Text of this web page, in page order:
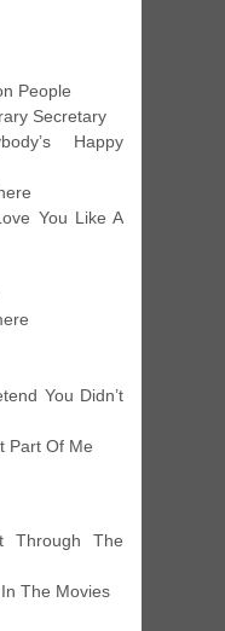
People
Secretary
Happy
You Like A
You Didn’t
Part Of Me
The
The Movies